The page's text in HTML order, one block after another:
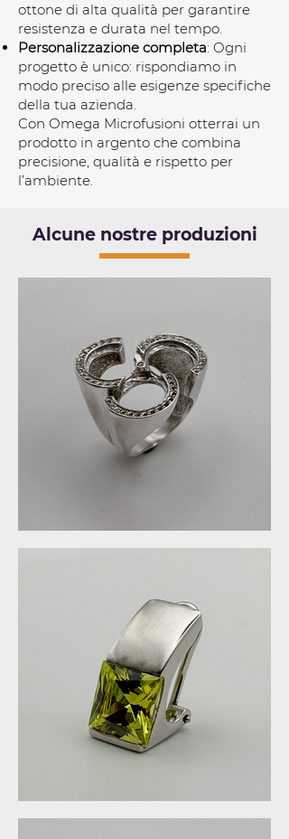
ottone di alta qualità per garantire
resistenza e durata nel tempo.
Personalizzazione completa: Ogni
progetto è unico: rispondiamo in
modo preciso alle esigenze specifiche
della tua azienda.
Con Omega Microfusioni otterrai un
prodotto in argento che combina
precisione, qualità e rispetto per
l’ambiente.
Alcune nostre produzioni